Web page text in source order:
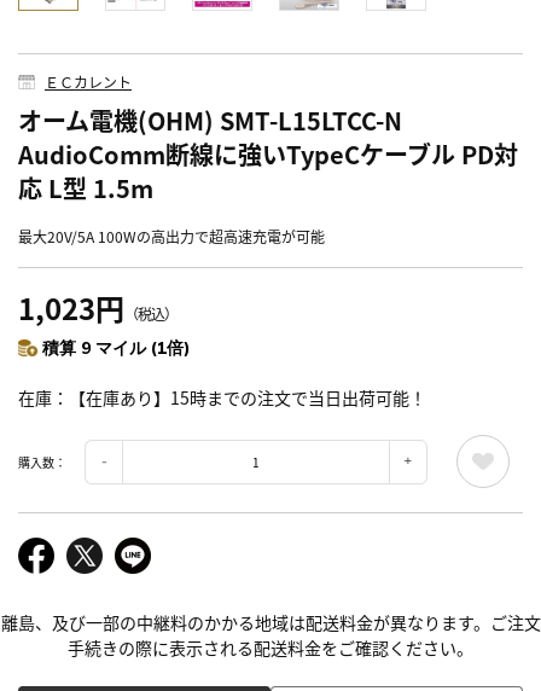
ＥＣカレント
オーム電機(OHM) SMT-L15LTCC-N
AudioComm断線に強いTypeCケーブル PD対
応 L型 1.5m
最大20V/5A 100Wの高出力で超高速充電が可能
1,023円 （税込）
積算 9 マイル (1倍)
在庫 【在庫あり】15時までの注文で当日出荷可能！
購入数：
離島、及び一部の中継料のかかる地域は配送料金が異なります。ご注文
手続きの際に表示される配送料金をご確認ください。